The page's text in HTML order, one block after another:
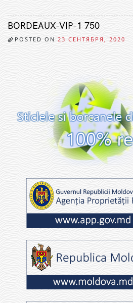
BORDEAUX-VIP-1 750
POSTED ON 23 СЕНТЯБРЯ, 2020